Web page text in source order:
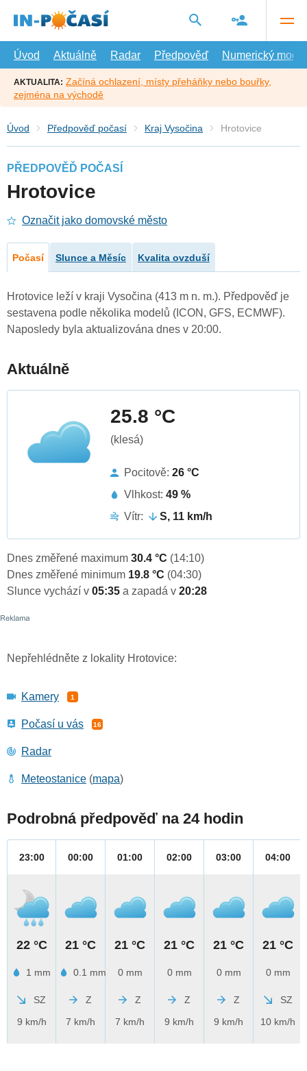
hlavní
Úvod
Aktuálně Radar Předpověď Numerický model
AKTUALITA: Začíná ochlazení, místy přeháňky nebo bouřky,
zejména na východě
Úvod Předpověď počasí Kraj Vysočina Hrotovice
PŘEDPOVĚĎ POČASÍ
Hrotovice
Označit jako domovské město
Počasí Slunce a Měsíc Kvalita ovzduší
Hrotovice leží v kraji Vysočina (413 m n. m.). Předpověď je
sestavena podle několika modelů (ICON, GFS, ECMWF).
Naposledy byla aktualizována dnes v 20:00.
Aktuálně
25.8 °C
(klesá)
Pocitově: 26 °C
Vlhkost: 49 %
Vítr:
S, 11 km/h
Dnes změřené maximum 30.4 °C (14:10)
Dnes změřené minimum 19.8 °C (04:30)
Slunce vychází v 05:35 a zapadá v 20:28
Nepřehlédněte z lokality Hrotovice:
Kamery 1
Počasí u vás 16
Radar
Meteostanice (mapa)
Podrobná předpověď na 24 hodin
23:00
22 °C
1 mm
SZ
9 km/h
00:00
21 °C
0.1 mm
Z
7 km/h
01:00
21 °C
0 mm
Z
7 km/h
02:00
21 °C
0 mm
Z
9 km/h
03:00
21 °C
0 mm
Z
9 km/h
04:00
21 °C
0 mm
SZ
10 km/h